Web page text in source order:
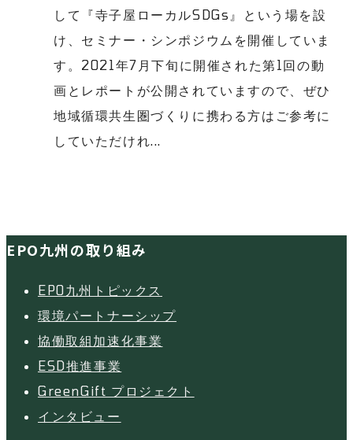
して『寺子屋ローカルSDGs』という場を設
け、セミナー・シンポジウムを開催していま
す。2021年7月下旬に開催された第1回の動
画とレポートが公開されていますので、ぜひ
地域循環共生圏づくりに携わる方はご参考に
していただけれ...
EPO九州の取り組み
EPO九州トピックス
環境パートナーシップ
協働取組加速化事業
ESD推進事業
GreenGift プロジェクト
インタビュー